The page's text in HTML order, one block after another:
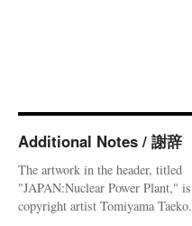
Additional Notes / 謝辞
The artwork in the header, titled
"JAPAN:Nuclear Power Plant," is
copyright artist Tomiyama Taeko.